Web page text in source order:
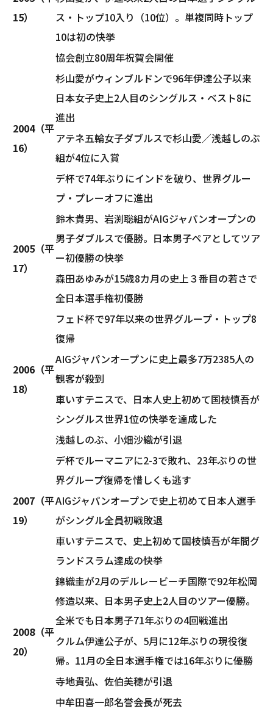
15）
ス・トップ10入り（10位）。単複同時トップ
10は初の快挙
協会創立80周年祝賀会開催
2004（平
16）
杉山愛がウィンブルドンで96年伊達公子以来
日本女子史上2人目のシングルス・ベスト8に
進出
アテネ五輪女子ダブルスで杉山愛／浅越しのぶ
組が4位に入賞
デ杯で74年ぶりにインドを破り、世界グルー
プ・プレーオフに進出
2005（平
17）
鈴木貴男、岩渕聡組がAIGジャパンオープンの
男子ダブルスで優勝。日本男子ペアとしてツア
ー初優勝の快挙
森田あゆみが15歳8カ月の史上３番目の若さで
全日本選手権初優勝
2006（平
18）
フェド杯で97年以来の世界グループ・トップ8
復帰
AIGジャパンオープンに史上最多7万2385人の
観客が殺到
車いすテニスで、日本人史上初めて国枝慎吾が
シングルス世界1位の快挙を達成した
浅越しのぶ、小畑沙織が引退
2007（平
19）
デ杯でルーマニアに2-3で敗れ、23年ぶりの世
界グループ復帰を惜しくも逃す
AIGジャパンオープンで史上初めて日本人選手
がシングル全員初戦敗退
車いすテニスで、史上初めて国枝慎吾が年間グ
ランドスラム達成の快挙
2008（平
20）
錦織圭が2月のデルレービーチ国際で92年松岡
修造以来、日本男子史上2人目のツアー優勝。
全米でも日本男子71年ぶりの4回戦進出
クルム伊達公子が、5月に12年ぶりの現役復
帰。11月の全日本選手権では16年ぶりに優勝
寺地貴弘、佐伯美穂が引退
中牟田喜一郎名誉会長が死去